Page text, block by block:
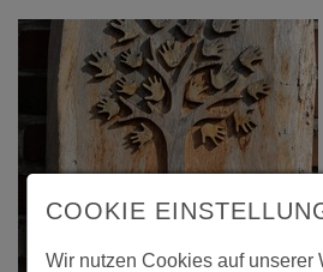
COOKIE
Wir nutzen Cookies auf unserer